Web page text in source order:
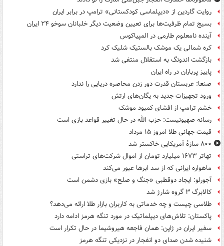
روایت گاردین از «دیپلماسی کودکستانی» ترامپ در برابر ایران
بسیج تمام ظرفیت‌ها برای تعیین وضعیت دیگر خلبانان سوخو ۲۴ ایران
آینده نامعلوم طارمی در المپیاکوس
کره شمالی یک موشک بالستیک شلیک کرد
بازگشت اندونگ به استقلال منتفی شد
پاییز پرباران در راه ایران
صنعا: عربستان قدرت دور زدن محاصره دریایی را ندارد
ورود تجهیزات جدید به یگان‌های ارتش
خشم ترامپ از افشای کمبود موشک
رسانه صهیونیست: حزب الله در حال تغییر قواعد بازی است
قیمت جهانی طلا امروز ۱۵ مرداد
۸۰۰ سازۀ آمریکایی خاکستر شد
تهاتر ۱۶۷۳ میلیارد تومان از اموال شرکت‌های تراستی
ماهواره ایرانی که از سد ابرها عبور می‌کند
آجورلو: ایجاد دوقطبی «جنگ و صلح‌» بازی دشمن است
کالابرگ ۳ گروه شارژ شد
طلاسی چیست و چه خدماتی به کاربران بازار طلا ارائه می‌دهد؟
پاکستان: تلاش‌های دیپلماتیک در مورد تنگه هرمز ادامه دارد
سفیر ایران در ژاپن: همان فاجعه هیروشیما در حال تکرار است
شنیده شدن صدای دو انفجار در نزدیکی تنگه هرمز